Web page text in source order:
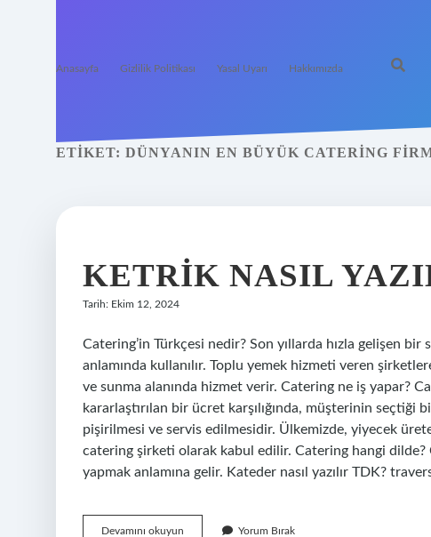
Anasayfa Gizlilik Politikası Yasal Uyarı Hakkımızda
ETIKET: DÜNYANIN EN BÜYÜK CATERING
KETRIK NASIL
Tarih: Ekim 12, 2024
Catering’in Türkçesi nedir? Son yıllarda hızla gelişen
anlamında kullanılır. Toplu yemek hizmeti veren
ve sunma alanında hizmet verir. Catering ne iş yapar?
kararlaştırılan bir ücret karşılığında, müşterinin
pişirilmesi ve servis edilmesidir. Ülkemizde, yiyecek
catering şirketi olarak kabul edilir. Catering hangi
yapmak anlamına gelir. Kateder nasıl yazılır TDK?
Devamını okuyun Yorum Bırak